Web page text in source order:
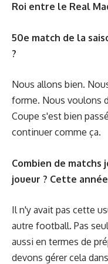
Roi entre le Real
50e match de la
?
Nous allons bien.
forme. Nous voulons
Coupe s'est bien
continuer comme ça.
Combien de matchs
joueur ? Cette
Il n'y avait pas cette
autre football. Pas
aussi en termes de
devons gérer cela